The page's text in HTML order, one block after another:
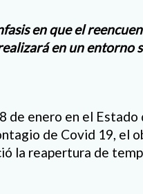
en que el
en un entorno
de enero en el Estado
de Covid 19, el
la reapertura de